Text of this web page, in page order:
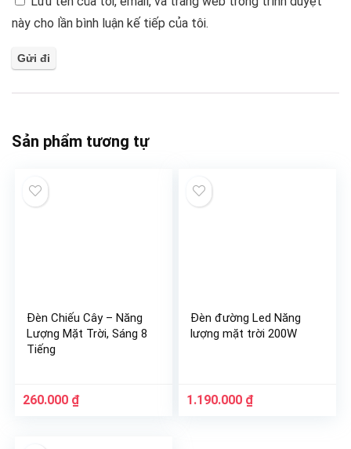
này cho lần bình luận kế tiếp của tôi.
Sản phẩm tương tự
Đèn Chiếu Cây – Năng
Lượng Mặt Trời, Sáng 8
Tiếng
Giá
260.000 ₫Giá
Đèn đường Led Năng
lượng mặt trời 200W
1.190.000 ₫